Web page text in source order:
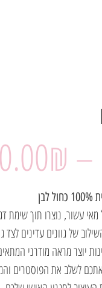
–
₪
עשור, נוצרו תוך שימת
של גוונים עדינים לצד
יוצר מראה מודרני
אתכם לשלב את הפוסטרים